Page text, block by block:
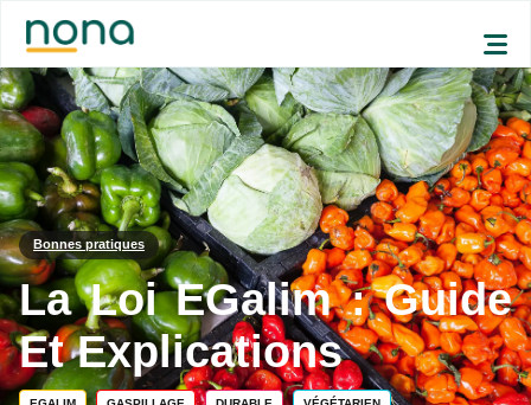
Bonnes pratiques
La Loi EGalim : Guide
Et Explications